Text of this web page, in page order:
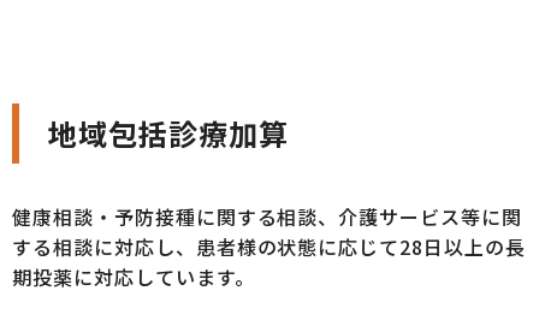
地域包括診療加算
健康相談・予防接種に関する相談、介護サービス等に関
する相談に対応し、患者様の状態に応じて28日以上の長
期投薬に対応しています。